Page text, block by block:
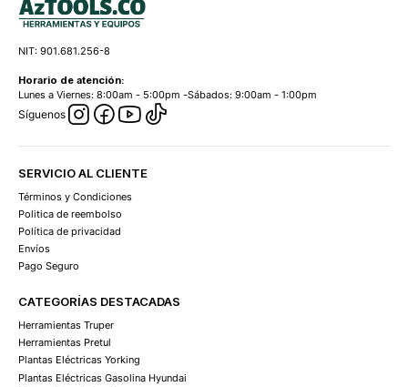
NIT: 901.681.256-8
Horario de atención:
Lunes a Viernes: 8:00am - 5:00pm -Sábados: 9:00am - 1:00pm
Síguenos
SERVICIO AL CLIENTE
Términos y Condiciones
Politica de reembolso
Política de privacidad
Envíos
Pago Seguro
CATEGORÍAS DESTACADAS
Herramientas Truper
Herramientas Pretul
Plantas Eléctricas Yorking
Plantas Eléctricas Gasolina Hyundai